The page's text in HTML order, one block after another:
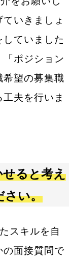
いきましょ
ていました
ポジション
希望の募集職
夫を行いま
ると考え
さい。
スキルを自
の面接質問で